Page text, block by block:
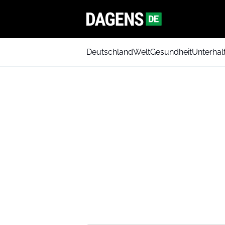
DeutschlandWeltGesundheit